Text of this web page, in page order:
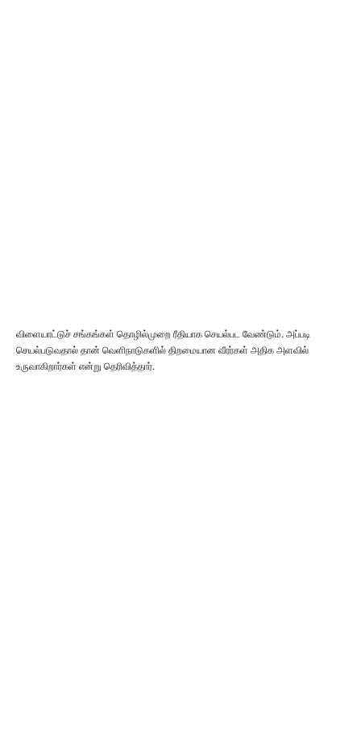
விளையாட்டுச் சங்கங்கள் தொழில்முறை ரீதியாக செயல்பட வேண்டும். அப்படி
செயல்படுவதால் தான் வெளிநாடுகளில் திறமையான வீரர்கள் அதிக அளவில்
உருவாகிறார்கள் என்று தெரிவித்தார்.